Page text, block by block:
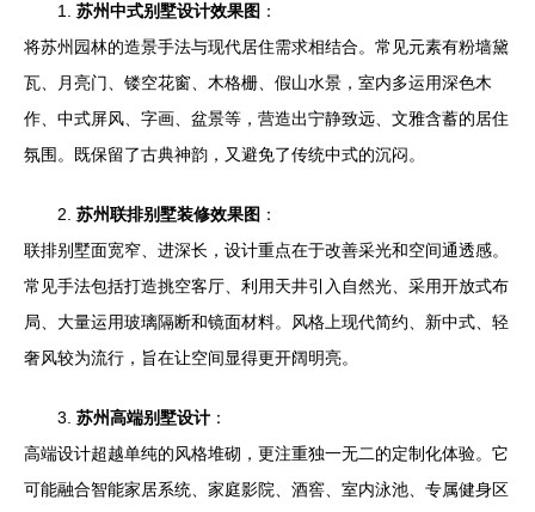
1. 苏州中式别墅设计效果图 ：
将苏州园林的造景手法与现代居住需求相结合。常见元素有粉墙黛
瓦、月亮门、镂空花窗、木格栅、假山水景，室内多运用深色木
作、中式屏风、字画、盆景等，营造出宁静致远、文雅含蓄的居住
氛围。既保留了古典神韵，又避免了传统中式的沉闷。
2. 苏州联排别墅装修效果图 ：
联排别墅面宽窄、进深长，设计重点在于改善采光和空间通透感。
常见手法包括打造挑空客厅、利用天井引入自然光、采用开放式布
局、大量运用玻璃隔断和镜面材料。风格上现代简约、新中式、轻
奢风较为流行，旨在让空间显得更开阔明亮。
3. 苏州高端别墅设计 ：
高端设计超越单纯的风格堆砌，更注重独一无二的定制化体验。它
可能融合智能家居系统、家庭影院、酒窖、室内泳池、专属健身区